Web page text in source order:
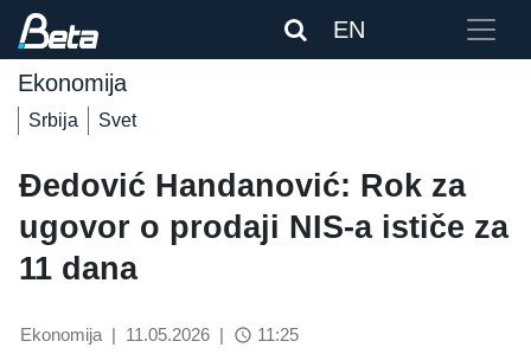
EN
Ekonomija
Srbija Svet
Đedović Handanović: Rok za
ugovor o prodaji NIS-a ističe za
11 dana
Ekonomija | 11.05.2026 | access_time 11:25